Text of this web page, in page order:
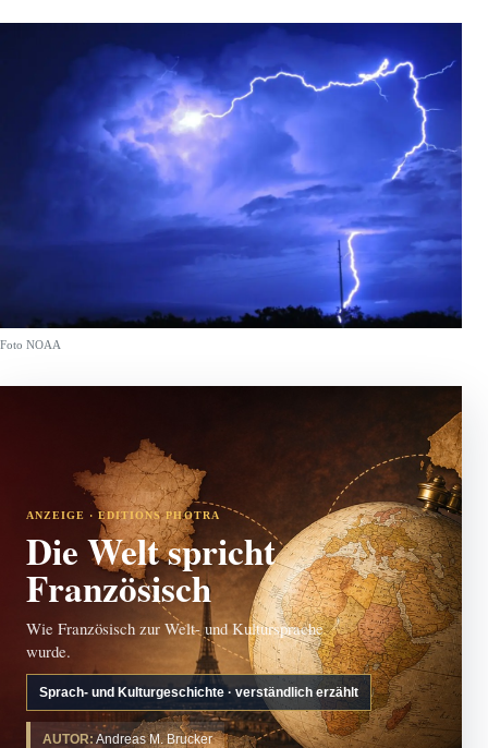
Foto NOAA
ANZEIGE · EDITIONS PHOTRA
Die Welt spricht
Französisch
Wie Französisch zur Welt- und Kultursprache
wurde.
Sprach- und Kulturgeschichte · verständlich erzählt
AUTOR: Andreas M. Brucker